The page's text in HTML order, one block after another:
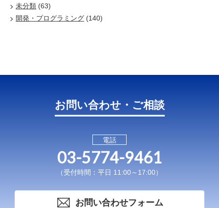
未分類 (63)
開発・プログラミング (140)
お問い合わせ・ご相談
電話
03-5774-9461
（受付時間：平日 11:00～17:00）
お問い合わせフォーム